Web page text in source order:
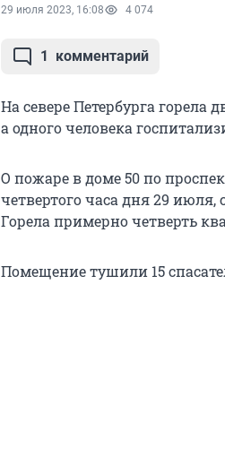
29 июля 2023, 16:08 4 074
1 комментарий
На севере Петербурга горела
а одного человека
О пожаре в доме 50 по
четвертого часа дня 29
Горела примерно четверть
Помещение тушили 15